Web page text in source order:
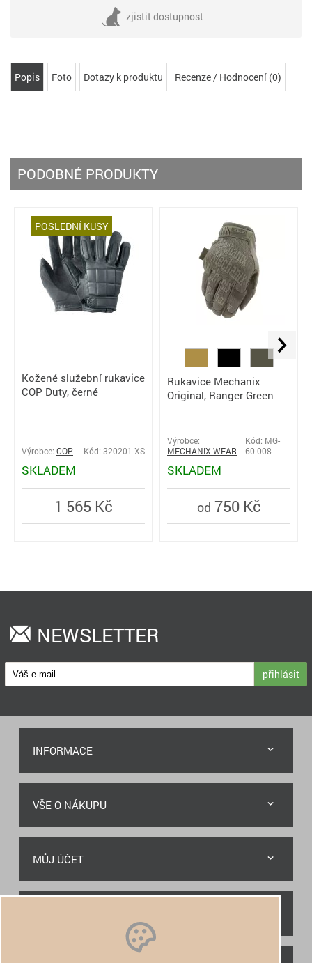
zjistit dostupnost
Popis Foto Dotazy k produktu Recenze / Hodnocení (0)
PODOBNÉ PRODUKTY
POSLEDNÍ KUSY
Kožené služební rukavice
COP Duty, černé
Výrobce: COP Kód: 320201-XS
SKLADEM
1 565 Kč
Rukavice Mechanix
Original, Ranger Green
Výrobce:
MECHANIX WEAR
Kód: MG-
60-008
SKLADEM
od 750 Kč
NEWSLETTER
přihlásit
INFORMACE
VŠE O NÁKUPU
MŮJ ÚČET